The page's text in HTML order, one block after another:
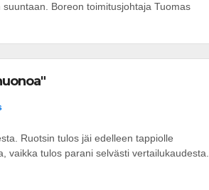
Boreon toimitusjohtaja Tuomas
Ruotsin tulos jäi edelleen tappiolle
vaikka tulos parani selvästi vertailukaudesta.